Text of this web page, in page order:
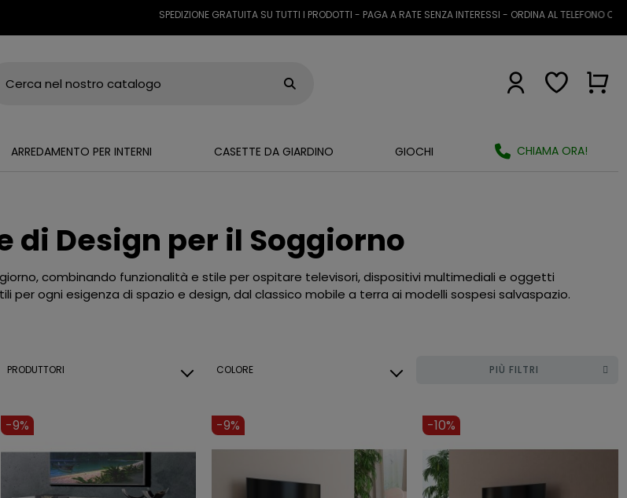
SPEDIZIONE GRATUITA SU TUTTI I PRODOTTI - PAGA A RATE SENZA INTERESSI - ORDINA AL TELEFONO O TRAMITE
ARREDAMENTO PER INTERNI CASETTE DA GIARDINO GIOCHI CHIAMA ORA!
di Design per il Soggiorno
combinando funzionalità e stile per ospitare televisori, dispositivi multimediali e oggetti
per ogni esigenza di spazio e design, dal classico mobile a terra ai modelli sospesi salvaspazio.
PRODUTTORI COLORE PIÙ FILTRI
-9% -9% -10%